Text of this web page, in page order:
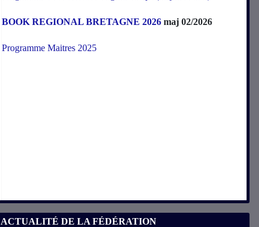
BOOK REGIONAL BRETAGNE 2026 maj 02/2026
Programme Maitres 2025
ACTUALITÉ DE LA FÉDÉRATION